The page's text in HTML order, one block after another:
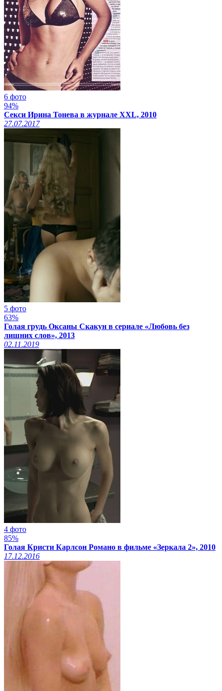
6 фото
94%
Секси Ирина Тонева в журнале XXL, 2010
27.07.2017
5 фото
63%
Голая грудь Оксаны Скакун в сериале «Любовь без
лишних слов», 2013
02.11.2019
4 фото
85%
Голая Кристи Карлсон Романо в фильме «Зеркала 2», 2010
17.12.2016